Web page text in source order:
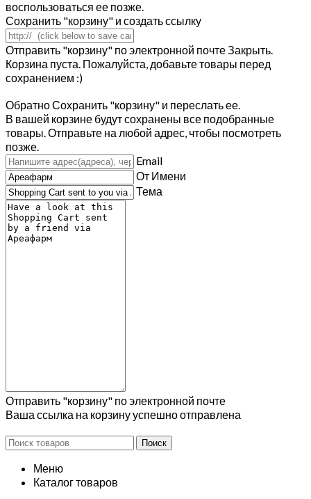
воспользоваться ее позже.
Сохранить "корзину" и создать ссылку
Отправить "корзину" по электронной почте Закрыть.
Корзина пуста. Пожалуйста, добавьте товары перед
сохранением :)
ОбратноСохранить "корзину" и переслать ее.
В вашей корзине будут сохранены все подобранные
товары. Отправьте на любой адрес, чтобы посмотреть
позже.
Email
От Имени
Тема
Отправить "корзину" по электронной почте
Ваша ссылка на корзину успешно отправлена
Поиск
Меню
Каталог товаров